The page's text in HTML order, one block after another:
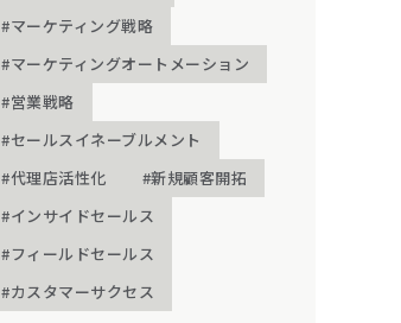
#マーケティング戦略
#マーケティングオートメーション
#営業戦略
#セールスイネーブルメント
#代理店活性化
#新規顧客開拓
#インサイドセールス
#フィールドセールス
#カスタマーサクセス